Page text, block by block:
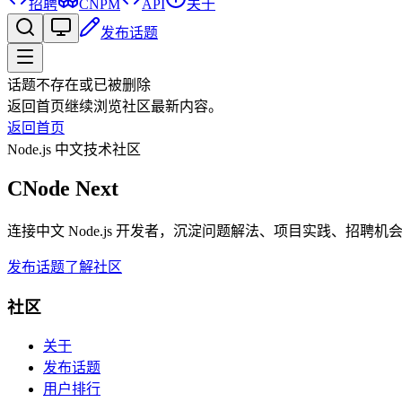
招聘 CNPM API
关于
发布话题
话题不存在或已被删除
返回首页继续浏览社区最新内容。
返回首页
Node.js 中文技术社区
CNode Next
连接中文 Node.js 开发者，沉淀问题解法、项目实践、招聘机会
发布话题了解社区
社区
关于
发布话题
用户排行